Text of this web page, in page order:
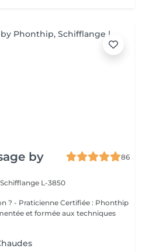
by
86
Schifflange L-3850
et formée aux techniques